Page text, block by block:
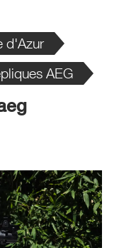
d'Azur
AEG